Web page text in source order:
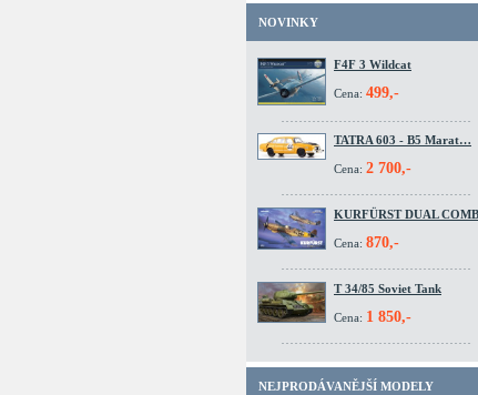
NOVINKY
F4F 3 Wildcat
Cena: 499,-
TATRA 603 - B5 Marat…
Cena: 2 700,-
KURFÜRST DUAL
Cena: 870,-
T 34/85 Soviet Tank
Cena: 1 850,-
NEJPRODÁVANĚJŠÍ MODELY